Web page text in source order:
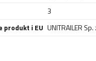
3
produkt i EU UNITRAILER